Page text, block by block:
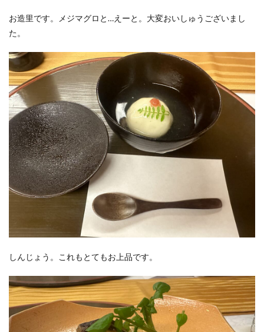
お造里です。メジマグロと…えーと。大変おいしゅうございまし
た。
しんじょう。これもとてもお上品です。